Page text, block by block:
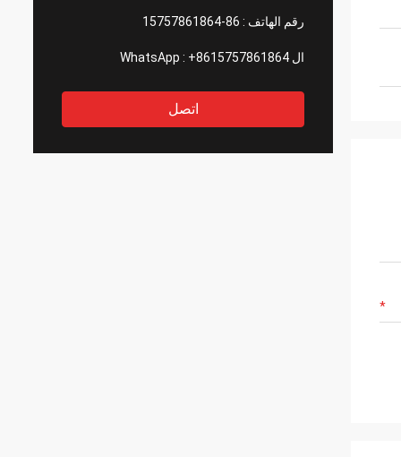
رقم الهاتف : 86-15757861864
ال WhatsApp : +8615757861864
اتصل